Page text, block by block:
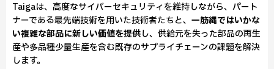
Taigaは、高度なサイバーセキュリティを維持しながら、パート
ナーである最先端技術を用いた技術者たちと、 一筋縄ではいかな
い複雑な部品に新しい価値を提供し、供給元を失った部品の再生
産や多品種少量生産を含む既存のサプライチェーンの課題を解決
します。